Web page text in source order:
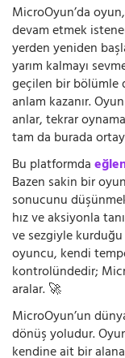
MicroOyun’da
devam etmek
yerden yeniden
yarım kalmayı
geçilen bir bölümle
anlam kazanır.
anlar, tekrar
tam da burada
Bu platformda
Bazen sakin bir
sonucunu
hız ve aksiyonla
ve sezgiyle
oyuncu, kendi
kontrolündedir;
aralar. 🚀
MicroOyun’un
dönüş yoludur.
kendine ait bir